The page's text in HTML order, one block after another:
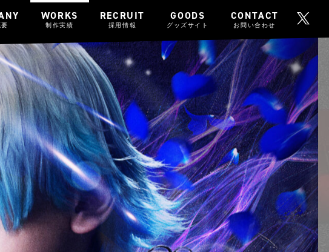
WORKS
制作実績
RECRUIT
採用情報
GOODS
グッズサイト
CONTACT
お問い合わせ